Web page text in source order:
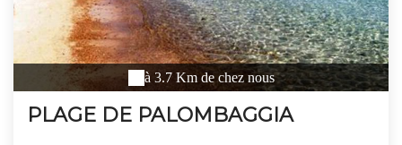
à 3.7 Km de chez nous
PLAGE DE PALOMBAGGIA